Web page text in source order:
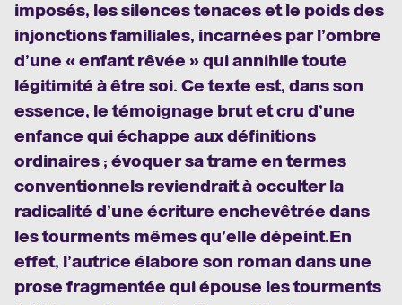
imposés, les silences tenaces et le poids des
injonctions familiales, incarnées par l’ombre
d’une « enfant rêvée » qui annihile toute
légitimité à être soi. Ce texte est, dans son
essence, le témoignage brut et cru d’une
enfance qui échappe aux définitions
ordinaires ; évoquer sa trame en termes
conventionnels reviendrait à occulter la
radicalité d’une écriture enchevêtrée dans
les tourments mêmes qu’elle dépeint.En
effet, l’autrice élabore son roman dans une
prose fragmentée qui épouse les tourments